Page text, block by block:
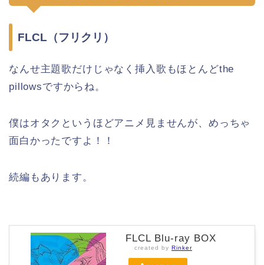
FLCL（フリクリ）
なんせ主題歌だけじゃなく挿入歌もほとんどthe
pillowsですからね。
僕はオタクというほどアニメ見ませんが、めっちゃ
面白かったですよ！！
続編もあります。
FLCL Blu-ray BOX
created by Rinker